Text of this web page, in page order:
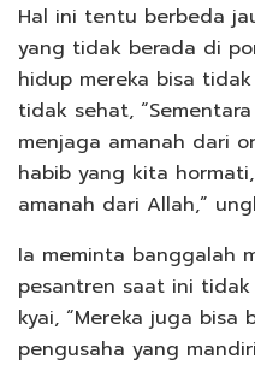
Hal ini tentu berbeda
yang tidak berada di
hidup mereka bisa
tidak sehat,
menjaga amanah dari
habib yang kita
amanah dari Allah,”
Ia meminta banggalah
pesantren saat ini
kyai, “Mereka juga bisa
pengusaha yang